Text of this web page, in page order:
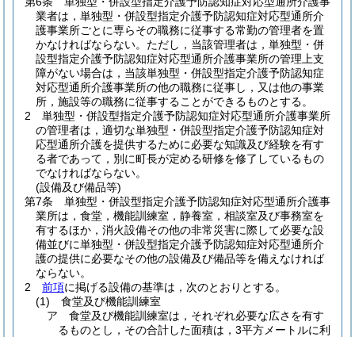
業者は，単独型・併設型指定介護予防認知症対応型通所介
護事業所ごとに専らその職務に従事する常勤の管理者を置
かなければならない。 ただし，当該管理者は，単独型・併
設型指定介護予防認知症対応型通所介護事業所の管理上支
障がない場合は，当該単独型・併設型指定介護予防認知症
対応型通所介護事業所の他の職務に従事し，又は他の事業
所，施設等の職務に従事することができるものとする。
2
単独型・併設型指定介護予防認知症対応型通所介護事業所
の管理者は，適切な単独型・併設型指定介護予防認知症対
応型通所介護を提供するために必要な知識及び経験を有す
る者であって，別に町長が定める研修を修了しているもの
でなければならない。
(設備及び備品等)
第7条
単独型・併設型指定介護予防認知症対応型通所介護事
業所は，食堂，機能訓練室，静養室，相談室及び事務室を
有するほか，消火設備その他の非常災害に際して必要な設
備並びに単独型・併設型指定介護予防認知症対応型通所介
護の提供に必要なその他の設備及び備品等を備えなければ
ならない。
2
前項に掲げる設備の基準は，次のとおりとする。
(1)
食堂及び機能訓練室
ア
食堂及び機能訓練室は，それぞれ必要な広さを有す
るものとし，その合計した面積は，3平方メートルに利